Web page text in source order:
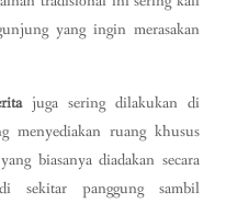
yang ingin merasakan
juga sering dilakukan di
menyediakan ruang khusus
biasanya diadakan secara
sekitar panggung sambil